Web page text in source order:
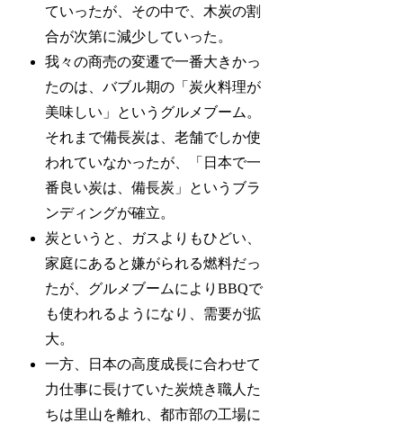
ていったが、その中で、木炭の割
合が次第に減少していった。
我々の商売の変遷で一番大きかっ
たのは、バブル期の「炭火料理が
美味しい」というグルメブーム。
それまで備長炭は、老舗でしか使
われていなかったが、「日本で一
番良い炭は、備長炭」というブラ
ンディングが確立。
炭というと、ガスよりもひどい、
家庭にあると嫌がられる燃料だっ
たが、グルメブームによりBBQで
も使われるようになり、需要が拡
大。
一方、日本の高度成長に合わせて
力仕事に長けていた炭焼き職人た
ちは里山を離れ、都市部の工場に